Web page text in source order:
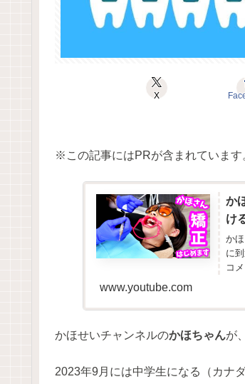
X
※この記事にはPRが含まれています
か
け
か
に
コ
www.youtube.com
かほせいチャンネルのかほちゃんが
2023年9月には中学生になる（カナ